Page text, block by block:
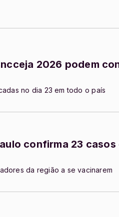
2026 podem
no dia 23 em todo o país
confirma 23 casos
da região a se vacinarem